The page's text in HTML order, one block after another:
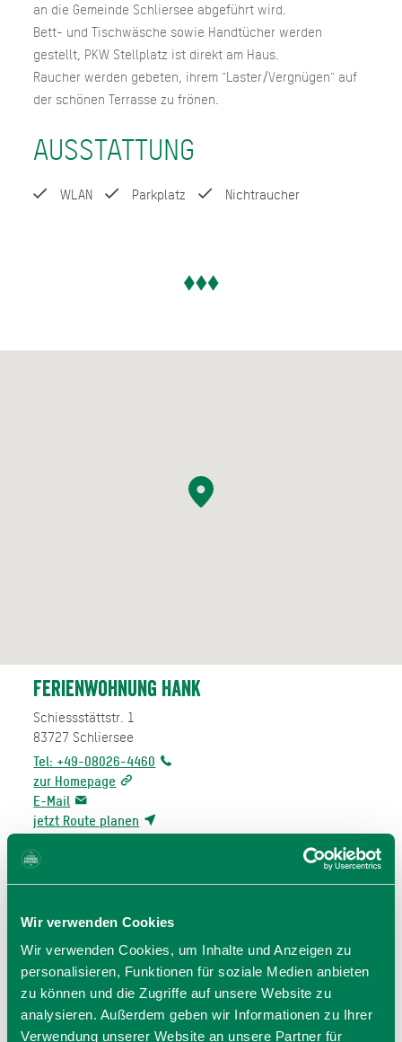
Wir verwenden Cookies
Wir verwenden Cookies, um Inhalte und Anzeigen zu
personalisieren, Funktionen für soziale Medien anbieten
zu können und die Zugriffe auf unsere Website zu
analysieren. Außerdem geben wir Informationen zu Ihrer
Verwendung unserer Website an unsere Partner für
an die Gemeinde Schliersee abgeführt wird.
Bett- und Tischwäsche sowie Handtücher werden
gestellt, PKW Stellplatz ist direkt am Haus.
Raucher werden gebeten, ihrem "Laster/Vergnügen" auf
der schönen Terrasse zu frönen.
AUSSTATTUNG
WLAN Parkplatz Nichtraucher
Ferienwohnung Hank
Schiessstättstr. 1
83727 Schliersee
Tel: +49-08026-4460
zur Homepage
E-Mail
jetzt Route planen
BEWERTUNGEN